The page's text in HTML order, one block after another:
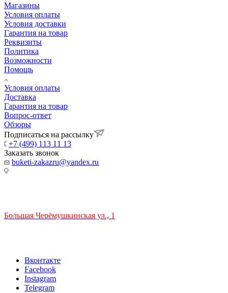
Магазины
Условия оплаты
Условия доставки
Гарантия на товар
Реквизиты
Политика
Возможности
Помощь
Условия оплаты
Доставка
Гарантия на товар
Вопрос-ответ
Обзоры
Подписаться на рассылку
+7 (499) 113 11 13
Заказать звонок
buketi-zakazru@yandex.ru
Большая Черёмушкинская ул., 1
Вконтакте
Facebook
Instagram
Telegram